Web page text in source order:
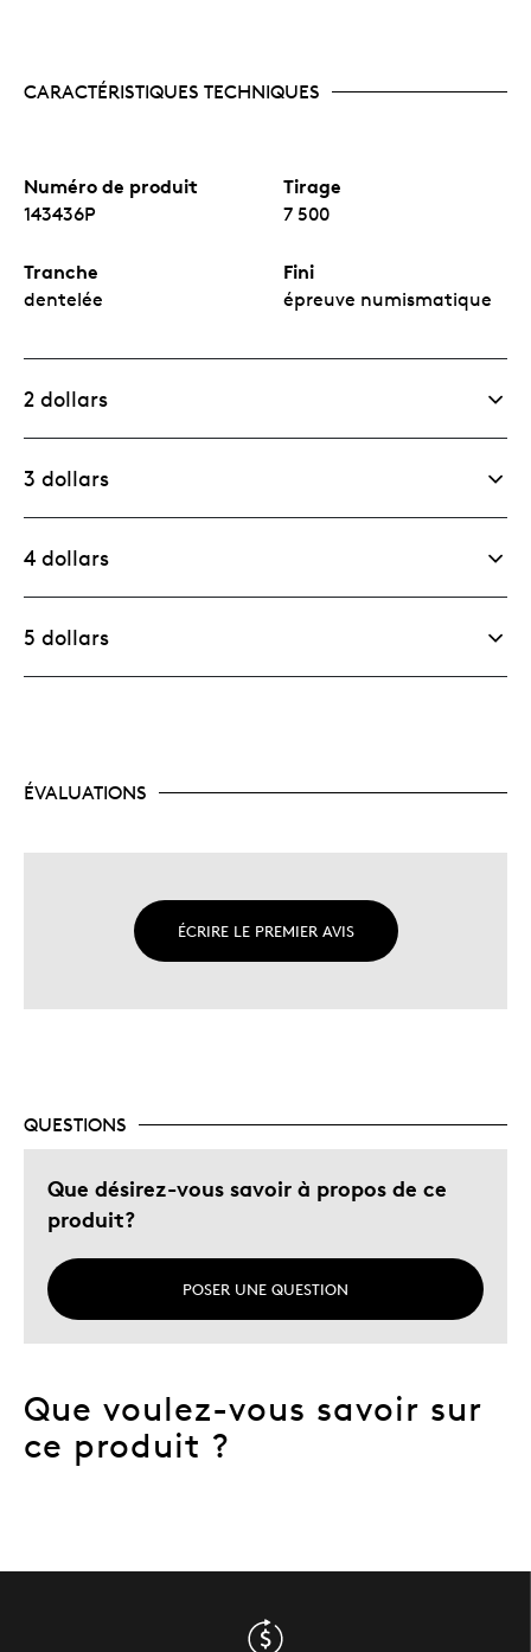
CARACTÉRISTIQUES TECHNIQUES
Numéro de produit
143436P
Tirage
7 500
Tranche
dentelée
Fini
épreuve numismatique
2 dollars
3 dollars
4 dollars
5 dollars
ÉVALUATIONS
ÉCRIRE LE PREMIER AVIS
QUESTIONS
Que désirez-vous savoir à propos de ce
produit?
POSER UNE QUESTION
Que voulez-vous savoir sur
ce produit ?